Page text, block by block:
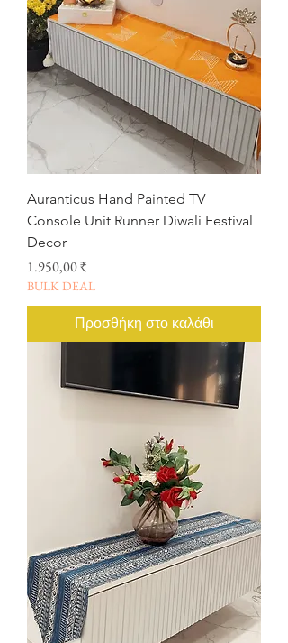
Auranticus Hand Painted TV
Console Unit Runner Diwali Festival
Decor
Τιμή
1.950,00 ₹
BULK DEAL
Προσθήκη στο καλάθι